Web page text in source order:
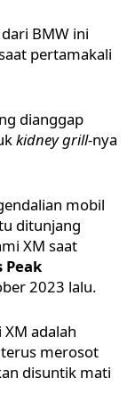
BMW ini
pertamakali
dianggap
kidney grill-nya
mobil
ditunjang
XM saat
Peak
2023 lalu.
adalah
terus merosot
disuntik mati